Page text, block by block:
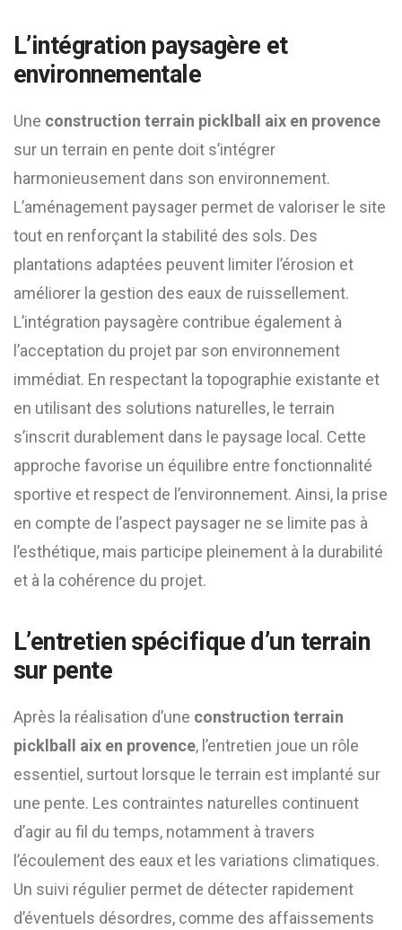
L’intégration paysagère et
environnementale
Une construction terrain picklball aix en provence
sur un terrain en pente doit s’intégrer
harmonieusement dans son environnement.
L’aménagement paysager permet de valoriser le site
tout en renforçant la stabilité des sols. Des
plantations adaptées peuvent limiter l’érosion et
améliorer la gestion des eaux de ruissellement.
L’intégration paysagère contribue également à
l’acceptation du projet par son environnement
immédiat. En respectant la topographie existante et
en utilisant des solutions naturelles, le terrain
s’inscrit durablement dans le paysage local. Cette
approche favorise un équilibre entre fonctionnalité
sportive et respect de l’environnement. Ainsi, la prise
en compte de l’aspect paysager ne se limite pas à
l’esthétique, mais participe pleinement à la durabilité
et à la cohérence du projet.
L’entretien spécifique d’un terrain
sur pente
Après la réalisation d’une construction terrain
picklball aix en provence, l’entretien joue un rôle
essentiel, surtout lorsque le terrain est implanté sur
une pente. Les contraintes naturelles continuent
d’agir au fil du temps, notamment à travers
l’écoulement des eaux et les variations climatiques.
Un suivi régulier permet de détecter rapidement
d’éventuels désordres, comme des affaissements